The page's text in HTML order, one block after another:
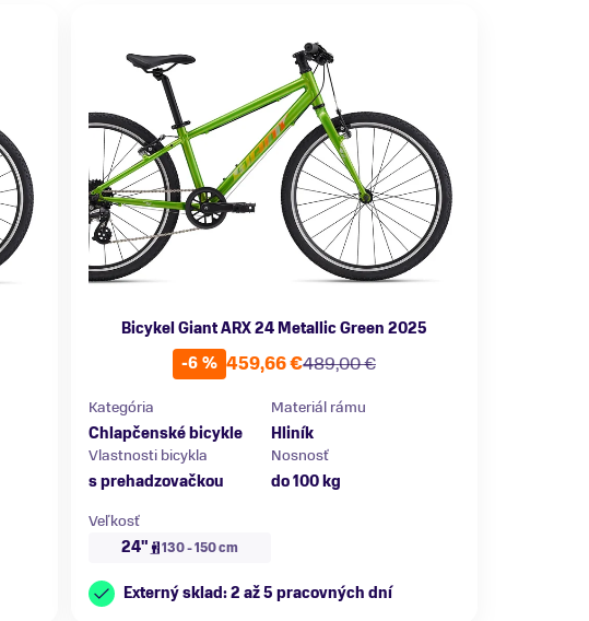
Bicykel Giant ARX 24 Metallic Green 2025
-6 %
489,00 €
459,66 €
Kategória
Chlapčenské bicykle
Materiál rámu
Hliník
Vlastnosti bicykla
s prehadzovačkou
Nosnosť
do 100 kg
Veľkosť
24"
130 - 150 cm
Externý sklad: 2 až 5 pracovných dní